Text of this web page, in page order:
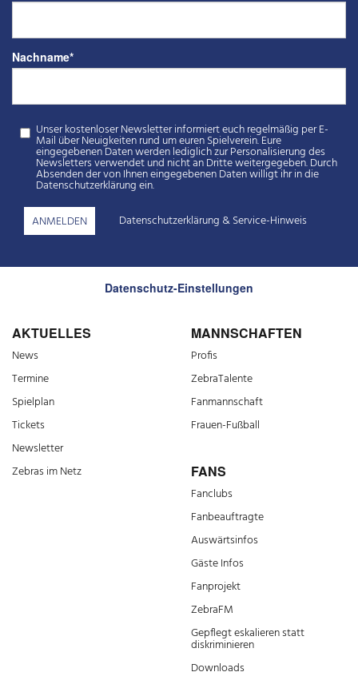
Nachname*
Unser kostenloser Newsletter informiert euch regelmäßig per E-
Mail über Neuigkeiten rund um euren Spielverein. Eure
eingegebenen Daten werden lediglich zur Personalisierung des
Newsletters verwendet und nicht an Dritte weitergegeben. Durch
Absenden der von Ihnen eingegebenen Daten willigt ihr in die
Datenschutzerklärung ein.
Datenschutzerklärung &Service-Hinweis
Datenschutz-Einstellungen
AKTUELLES
News
Termine
Spielplan
Tickets
Newsletter
Zebras im Netz
MANNSCHAFTEN
Profis
ZebraTalente
Fanmannschaft
Frauen-Fußball
FANS
Fanclubs
Fanbeauftragte
Auswärtsinfos
Gäste Infos
Fanprojekt
ZebraFM
Gepflegt eskalieren statt
diskriminieren
Downloads